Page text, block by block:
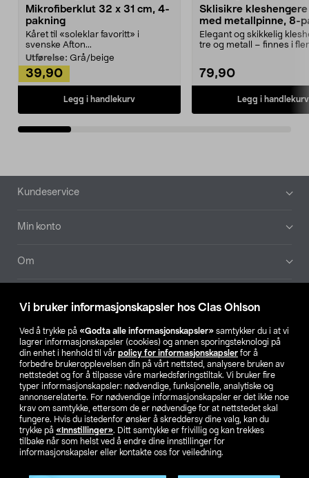
Vi bruker informasjonskapsler hos Clas Ohlson
Ved å trykke på «Godta alle informasjonskapsler» samtykker du i at vi
lagrer informasjonskapsler (cookies) og annen sporingsteknologi på
din enhet i henhold til vår policy for informasjonskapsler for å
forbedre brukeropplevelsen din på vårt nettsted, analysere bruken av
nettstedet og for å tilpasse våre markedsføringstiltak. Vi bruker fire
typer informasjonskapsler: nødvendige, funksjonelle, analytiske og
annonserelaterte. For nødvendige informasjonskapsler er det ikke noe
krav om samtykke, ettersom de er nødvendige for at nettstedet skal
fungere. Hvis du istedenfor ønsker å skreddersy dine valg, kan du
trykke på «Innstillinger». Ditt samtykke er frivillig og kan trekkes
tilbake når som helst ved å endre dine innstillinger for
informasjonskapsler eller kontakte oss for veiledning.
Mikrofiberklut 32 x 31 cm, 4-
pakning
Kåret til «soleklar favoritt» i
svenske Afton...
Utførelse: Grå/beige
39,90
Legg i handlekurv
Sklisikre
med metallpinne, 8-
Elegant og skikkelig
tre og metall – finnes i
79,90
Legg i handlekurv
Bunntekst
Kundeservice
Min konto
Om
Våre selskaper
Finn din butikk
SE NO FI